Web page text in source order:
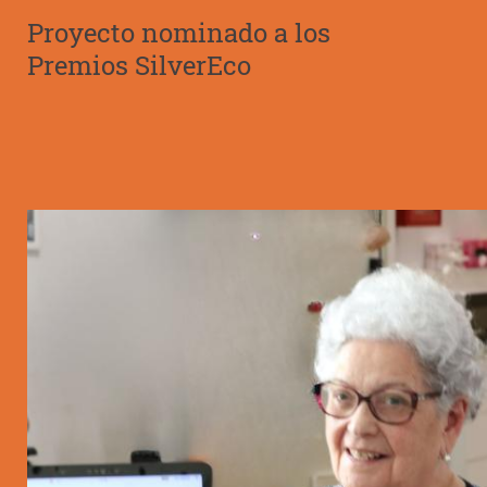
Proyecto nominado a los
Premios SilverEco